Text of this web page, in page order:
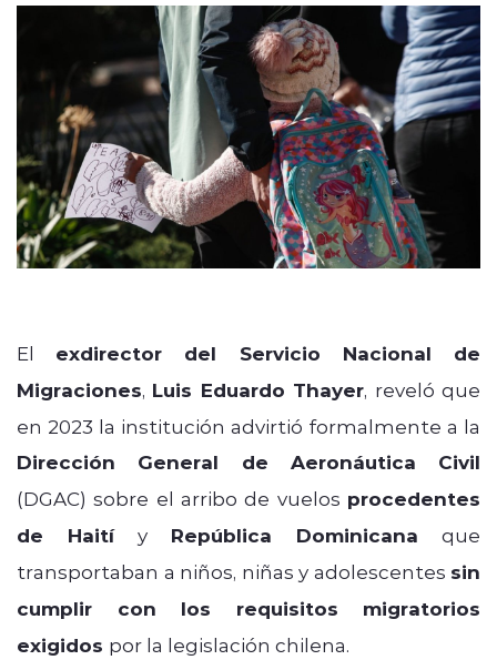
El exdirector del Servicio Nacional de
Migraciones, Luis Eduardo Thayer, reveló que
en 2023 la institución advirtió formalmente a la
Dirección General de Aeronáutica Civil
(DGAC) sobre el arribo de vuelos procedentes
de Haitíy República Dominicana que
transportaban a niños, niñas y adolescentes sin
cumplir con los requisitos migratorios
exigidos por la legislación chilena.